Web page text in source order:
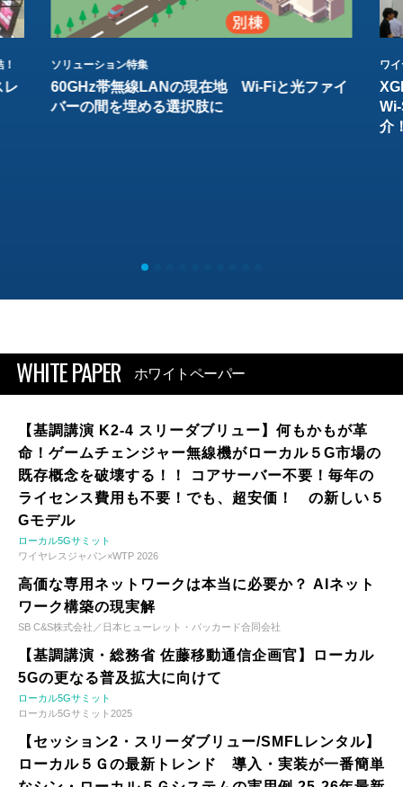
レ
ソリューション特集
60GHz帯無線LANの現在地 Wi-Fiと光ファイ
バーの間を埋める選択肢に
ワ
介
WHITE PAPER ホワイトペーパー
【基調講演 K2-4 スリーダブリュー】何もかもが革
命！ゲームチェンジャー無線機がローカル５G市場の
既存概念を破壊する！！ コアサーバー不要！毎年の
ライセンス費用も不要！でも、超安価！ の新しい５
Gモデル
ローカル5Gサミット
ワイヤレスジャパン×WTP 2026
高価な専用ネットワークは本当に必要か？ AIネット
ワーク構築の現実解
SB C&S株式会社／日本ヒューレット・パッカード合同会社
【基調講演・総務省 佐藤移動通信企画官】ローカル
5Gの更なる普及拡大に向けて
ローカル5Gサミット
ローカル5Gサミット2025
【セッション2・スリーダブリュー/SMFLレンタル】
ローカル５Ｇの最新トレンド 導入・実装が一番簡単